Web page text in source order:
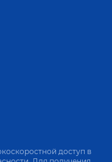
доступ в